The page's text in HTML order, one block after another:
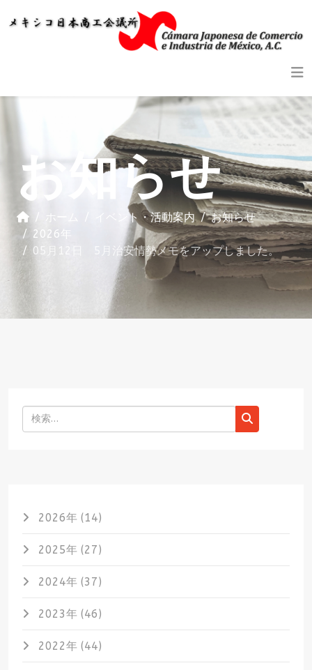
お知らせ
ホーム イベント・活動案内
お知らせ
2026年
05月12日 5月治安情勢メモをアップしました。
検索
2026年 (14)
2025年 (27)
2024年 (37)
2023年 (46)
2022年 (44)